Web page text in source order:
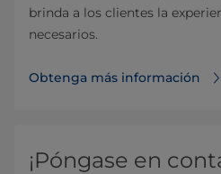
brinda a los clientes la
necesarios.
Obtenga más información
¡Póngase en